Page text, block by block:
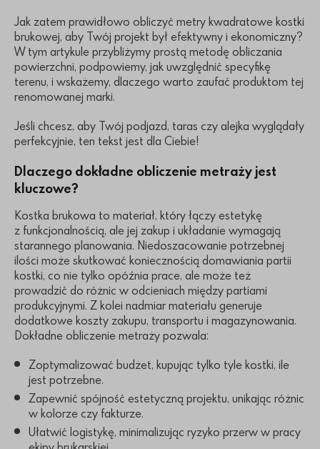
Jak zatem prawidłowo obliczyć metry kwadratowe kostki
brukowej, aby Twój projekt był efektywny i ekonomiczny?
W tym artykule przybliżymy prostą metodę obliczania
powierzchni, podpowiemy, jak uwzględnić specyfikę
terenu, i wskażemy, dlaczego warto zaufać produktom tej
renomowanej marki.
Jeśli chcesz, aby Twój podjazd, taras czy alejka wyglądały
perfekcyjnie, ten tekst jest dla Ciebie!
Dlaczego dokładne obliczenie metraży jest
kluczowe?
Kostka brukowa to materiał, który łączy estetykę
z funkcjonalnością, ale jej zakup i układanie wymagają
starannego planowania. Niedoszacowanie potrzebnej
ilości może skutkować koniecznością domawiania partii
kostki, co nie tylko opóźnia prace, ale może też
prowadzić do różnic w odcieniach między partiami
produkcyjnymi. Z kolei nadmiar materiału generuje
dodatkowe koszty zakupu, transportu i magazynowania.
Dokładne obliczenie metraży pozwala:
Zoptymalizować budżet, kupując tylko tyle kostki, ile
jest potrzebne.
Zapewnić spójność estetyczną projektu, unikając różnic
w kolorze czy fakturze.
Ułatwić logistykę, minimalizując ryzyko przerw w pracy